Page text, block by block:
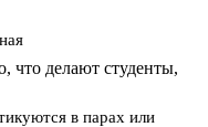
что делают студенты,
в парах или